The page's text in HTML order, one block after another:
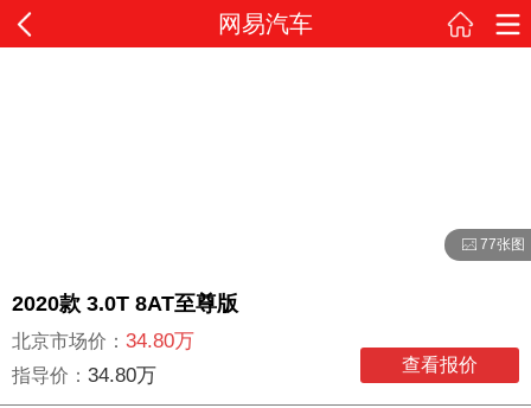
网易汽车
77张图
2020款 3.0T 8AT至尊版
北京市场价： 34.80万
指导价： 34.80万 查看报价